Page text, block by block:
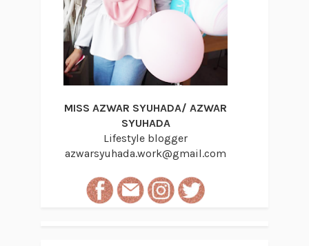
MISS AZWAR SYUHADA/ AZWAR
SYUHADA
Lifestyle blogger
azwarsyuhada.work@gmail.com